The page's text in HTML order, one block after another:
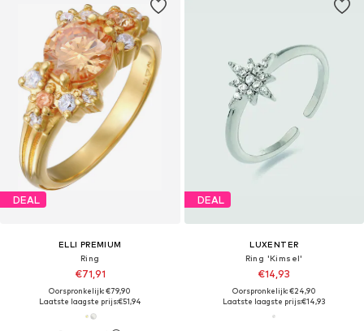
DEAL
ELLI PREMIUM
Ring
€71,91
Oorspronkelijk: €79,90
Laatste laagste prijs:€51,94
DEAL
LUXENTER
Ring 'Kimsel'
€14,93
Oorspronkelijk: €24,90
Laatste laagste prijs:€14,93